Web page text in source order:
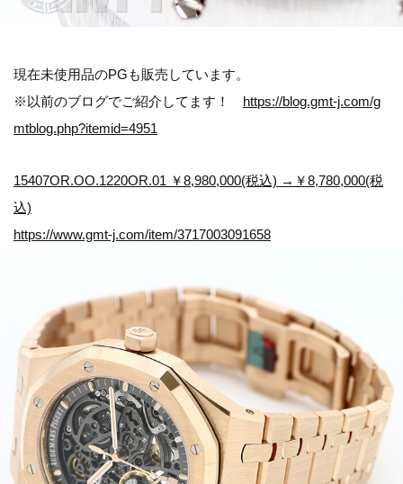
現在未使用品のPGも販売しています。
※以前のブログでご紹介してます！ https://blog.gmt-j.com/g
mtblog.php?itemid=4951
15407OR.OO.1220OR.01 ￥8,980,000(税込) →￥8,780,000(税
込)
https://www.gmt-j.com/item/3717003091658